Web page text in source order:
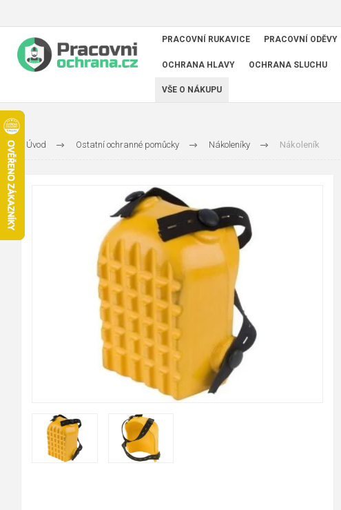
PRACOVNÍ RUKAVICE PRACOVNÍ ODĚVY
OCHRANA HLAVY OCHRANA SLUCHU
VŠE O NÁKUPU
Úvod Ostatní ochranné pomůcky Nákoleníky Nákoleník